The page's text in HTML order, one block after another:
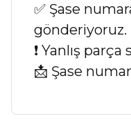
✅ Şase
gönderiyoruz.
❗ Yanlış
📩 Şase